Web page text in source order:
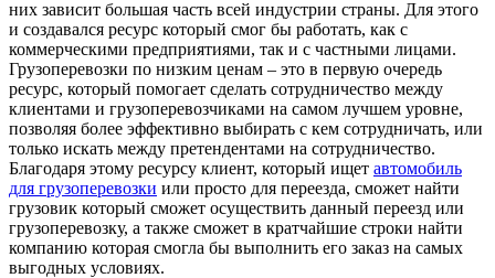
них зависит большая часть всей индустрии страны. Для этого
и создавался ресурс который смог бы работать, как с
коммерческими предприятиями, так и с частными лицами.
Грузоперевозки по низким ценам – это в первую очередь
ресурс, который помогает сделать сотрудничество между
клиентами и грузоперевозчиками на самом лучшем уровне,
позволяя более эффективно выбирать с кем сотрудничать, или
только искать между претендентами на сотрудничество.
Благодаря этому ресурсу клиент, который ищет автомобиль
для грузоперевозки или просто для переезда, сможет найти
грузовик который сможет осуществить данный переезд или
грузоперевозку, а также сможет в кратчайшие строки найти
компанию которая смогла бы выполнить его заказ на самых
выгодных условиях.